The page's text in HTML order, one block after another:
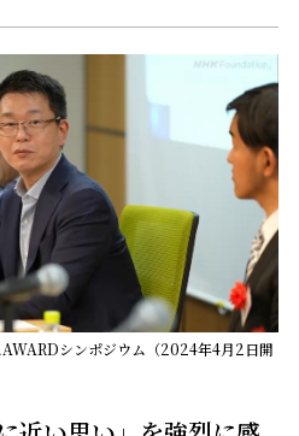
シンポジウム（2024年4月2日開